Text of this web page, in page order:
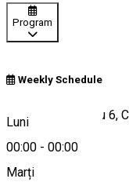
Program
Weekly Schedule
Luni
00:00 - 00:00
Marți
Strada Iancu Jianu 6,
Hartă